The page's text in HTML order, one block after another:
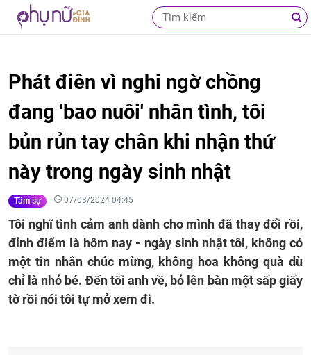
Phát điên vì nghi ngờ chồng
đang 'bao nuôi' nhân tình, tôi
bủn rủn tay chân khi nhận thứ
này trong ngày sinh nhật
Tâm sự 07/03/2024 04:45
Tôi nghĩ tình cảm anh dành cho mình đã thay đổi rồi,
đỉnh điểm là hôm nay - ngày sinh nhật tôi, không có
một tin nhắn chúc mừng, không hoa không quà dù
chỉ là nhỏ bé. Đến tối anh về, bỏ lên bàn một sấp giấy
tờ rồi nói tôi tự mở xem đi.